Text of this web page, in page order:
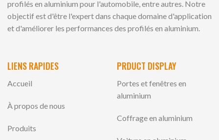
profilés en aluminium pour l'automobile, entre autres. Notre
objectif est d'être l'expert dans chaque domaine d'application
et d'améliorer les performances des profilés en aluminium.
LIENS RAPIDES
Accueil
À propos de nous
Produits
PRDUCT DISPLAY
Portes et fenêtres en
aluminium
Coffrage en aluminium